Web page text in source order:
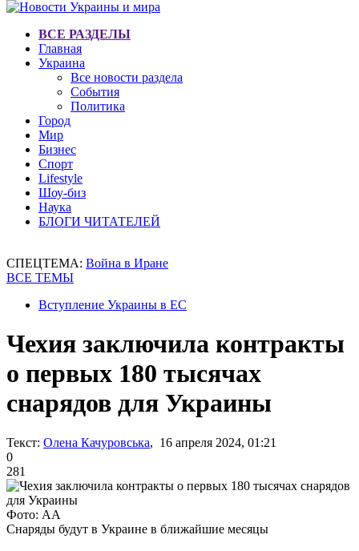
ВСЕ РАЗДЕЛЫ
Главная
Украина
Все новости раздела
События
Политика
Город
Мир
Бизнес
Спорт
Lifestyle
Шоу-биз
Наука
БЛОГИ ЧИТАТЕЛЕЙ
СПЕЦТЕМА: Война в Иране
ВСЕ ТЕМЫ
Вступление Украины в ЕС
Чехия заключила контракты
о первых 180 тысячах
снарядов для Украины
Текст: Олена Качуровська, 16 апреля 2024, 01:21
0
281
Фото: АА
Снаряды будут в Украине в ближайшие месяцы